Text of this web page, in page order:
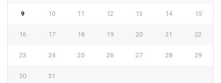
9 10 11 12 13 14 15
16 17 18 19 20 21 22
23 24 25 26 27 28 29
30 31